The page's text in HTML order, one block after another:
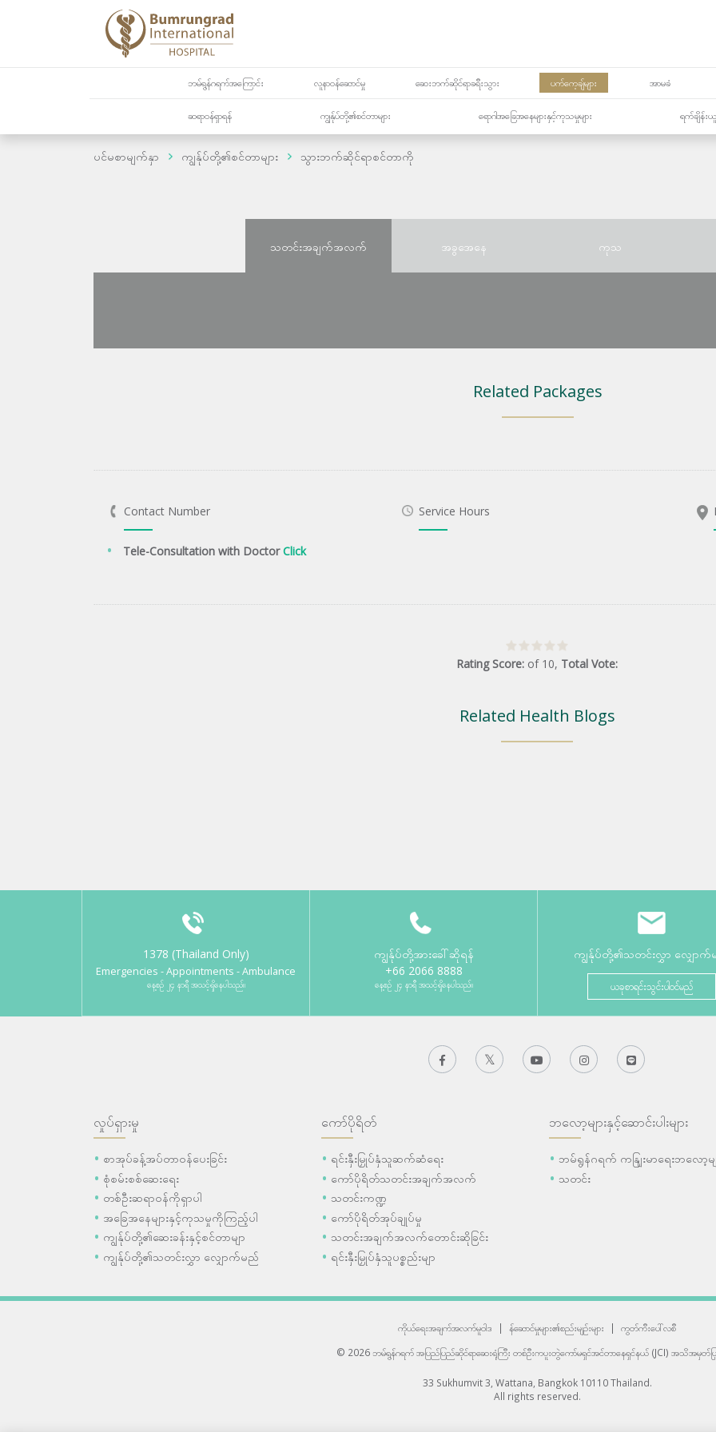
ဘမ်ရွန်ဂရက်အကြောင်း လူနာဝန်ဆောင်မှု ဆေးဘက်ဆိုင်ရာခရီးသွား ပက်ကေ့ချ်များ အာမခံ
ဆရာဝန်ရှာရန် ကျွန်ုပ်တို့၏စင်တာများ ရောဂါအခြေအနေများနှင့်ကုသမှုများ ရက်ချိန်း
ပင်မစာမျက်နှာ ကျွန်ုပ်တို့၏စင်တာများ သွားဘက်ဆိုင်ရာစင်တာကို
သတင်းအချက်အလက် အခွအေနေ ကုသ
Related Packages
Contact Number
Tele-Consultation with DoctorClick
Service Hours
Rating Score: of 10, Total Vote:
Related Health Blogs
1378 (Thailand Only)
Emergencies - Appointments - Ambulance
နေ့စဉ် ၂၄ နာရီ အသင့်ရှိနေပါသည်။
ကျွန်ုပ်တို့အားခေါ်ဆိုရန်
+66 2066 8888
နေ့စဉ် ၂၄ နာရီ အသင့်ရှိနေပါသည်။
ကျွန်ုပ်တို့၏သတင်းလွှာ လျှောက်
ယခုစာရင်းသွင်းပါဝင်မည်
လှုပ်ရှားမှု
စာအုပ်ခန့်အပ်တာဝန်ပေးခြင်း
စုံစမ်းစစ်ဆေးရေး
တစ်ဦးဆရာဝန်ကိုရှာပါ
အခြေအနေများနှင့်ကုသမှုကိုကြည့်ပါ
ကျွန်ုပ်တို့၏ဆေးခန်းနှင့်စင်တာမျာ
ကျွန်ုပ်တို့၏သတင်းလွှာ လျှောက်မည်
ကော်ပိုရိတ်
ရင်းနှီးမြှုပ်နှံသူဆက်ဆံရေး
ကော်ပိုရိတ်သတင်းအချက်အလက်
သတင်းကဏ္ဍ
ကော်ပိုရိတ်အုပ်ချုပ်မှု
သတင်းအချက်အလက်တောင်းဆိုခြင်း
ရင်းနှီးမြှုပ်နှံသူပစ္စည်းမျာ
ဘလော့များနှင့်ဆောင်းပါးများ
ဘမ်ရွန်ဂရက် ကနျြးမာရေးဘလော့မျ
သတင်း
ကိုယ်ရေးအချက်အလက်မူဝါဒ | န်ဆောင်မှုများ၏စည်းမျဉ်းများ |
ကွတ်ကီးပေါ်လစီ
© 2026 ဘမ်ရွန်ဂရက် အပြည်ပြည်ဆိုင်ရာဆေးရုံကြီး တစ်ဦးကပူးတွဲကော်မရှင်အင်တာနေရှင်နယ် (JCI) အသိအမှတ်ပ
33 Sukhumvit 3, Wattana, Bangkok 10110 Thailand.
All rights reserved.